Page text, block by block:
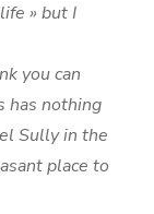
» but I
you can
has nothing
Sully in the
place to